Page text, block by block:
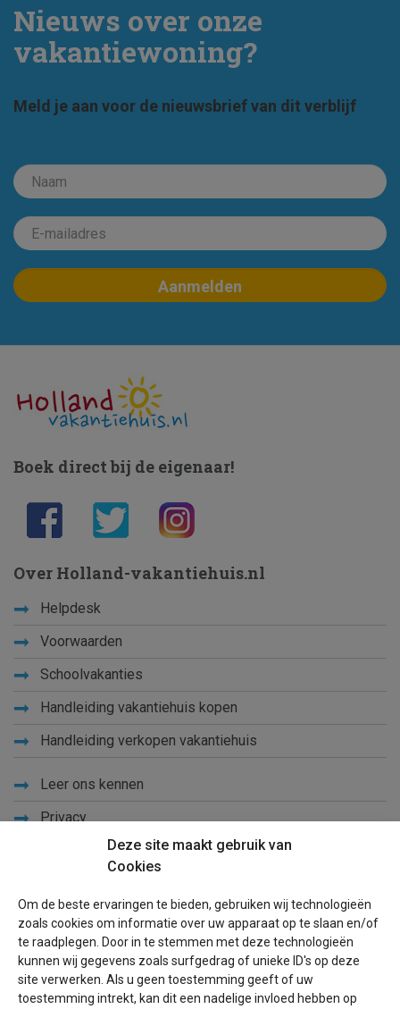
Nieuws over onze
vakantiewoning?
Meld je aan voor de nieuwsbrief van dit verblijf
Deze site maakt gebruik van
Cookies
Om de beste ervaringen te bieden, gebruiken wij technologieën
zoals cookies om informatie over uw apparaat op te slaan en/of
te raadplegen. Door in te stemmen met deze technologieën
kunnen wij gegevens zoals surfgedrag of unieke ID's op deze
site verwerken. Als u geen toestemming geeft of uw
toestemming intrekt, kan dit een nadelige invloed hebben op
Boek direct bij de eigenaar!
Over Holland-vakantiehuis.nl
Helpdesk
Voorwaarden
Schoolvakanties
Handleiding vakantiehuis kopen
Handleiding verkopen vakantiehuis
Leer ons kennen
Privacy
Blog
Voor eigenaren
Een advertentie plaatsen